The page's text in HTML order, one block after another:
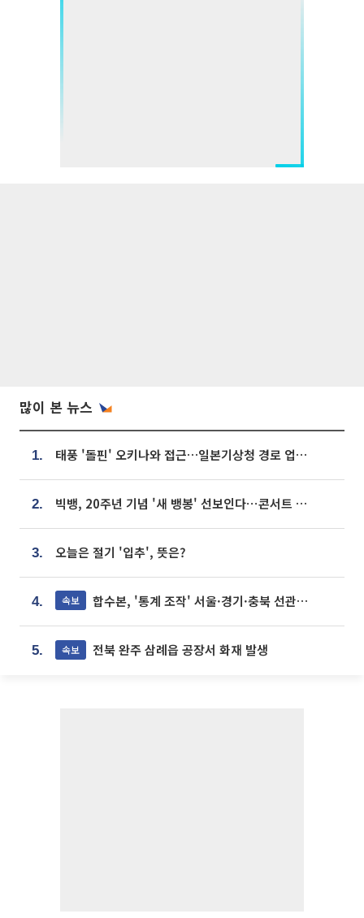
많이 본 뉴스
1. 태풍 '돌핀' 오키나와 접근…일본기상청 경로 업데이트
2. 빅뱅, 20주년 기념 '새 뱅봉' 선보인다⋯콘서트 앞두고 팝업 개최
3. 오늘은 절기 '입추', 뜻은?
4. 속보 합수본, '통계 조작' 서울·경기·충북 선관위 등 추가 압수수색
5. 속보 전북 완주 삼례읍 공장서 화재 발생